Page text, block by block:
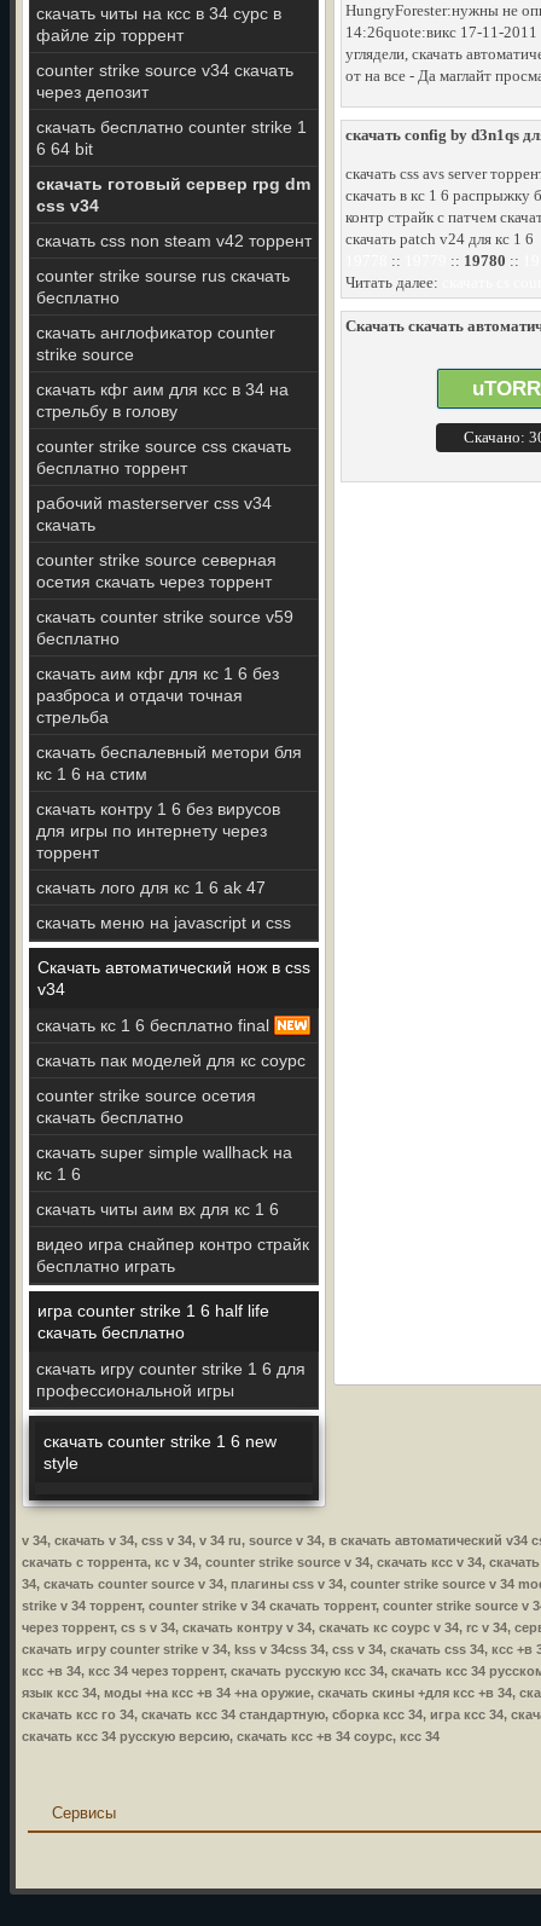
скачать читы на ксс в 34 сурс в
файле zip торрент
counter strike source v34 скачать
через депозит
скачать бесплатно counter strike 1
6 64 bit
скачать готовый сервер rpg dm
css v34
скачать css non steam v42 торрент
counter strike sourse rus скачать
бесплатно
скачать англофикатор counter
strike source
скачать кфг аим для ксс в 34 на
стрельбу в голову
counter strike source css скачать
бесплатно торрент
рабочий masterserver css v34
скачать
counter strike source северная
осетия скачать через торрент
скачать counter strike source v59
бесплатно
скачать аим кфг для кс 1 6 без
разброса и отдачи точная
стрельба
скачать беспалевный метори бля
кс 1 6 на стим
скачать контру 1 6 без вирусов
для игры по интернету через
торрент
скачать лого для кс 1 6 ak 47
скачать меню на javascript и css
Скачать автоматический нож в css
v34
скачать кс 1 6 бесплатно final
скачать пак моделей для кс соурс
counter strike source осетия
скачать бесплатно
скачать super simple wallhack на
кс 1 6
скачать читы аим вх для кс 1 6
видео игра снайпер контро страйк
бесплатно играть
игра counter strike 1 6 half life
скачать бесплатно
скачать игру counter strike 1 6 для
профессиональной игры
скачать counter strike 1 6 new
style
HungryForester:нужны не
14:26quote:викс 17-11-
углядели, скачать
от на все - Да маглайт
скачать config by d3n1qs
скачать css avs server
скачать в кс 1 6 распрыжку
контр страйк с патчем
скачать patch v24 для кс 1 6
:: :: 19780 ::
Читать далее:
Скачать скачать
Скачано:
v 34, скачать v 34, css v 34, v 34 ru, source v 34, в скачать автоматический
скачать с торрента, кс v 34, counter strike source v 34, скачать ксс v 34,
34, скачать counter source v 34, плагины css v 34, counter strike source v 34
strike v 34 торрент, counter strike v 34 скачать торрент, counter strike source v
через торрент, cs s v 34, скачать контру v 34, скачать кс соурс v 34, rc v 34,
скачать игру counter strike v 34, kss v 34css 34, css v 34, скачать css 34, ксс +в
ксс +в 34, ксс 34 через торрент, скачать русскую ксс 34, скачать ксс 34
язык ксс 34, моды +на ксс +в 34 +на оружие, скачать скины +для ксс +в 34,
скачать ксс го 34, скачать ксс 34 стандартную, сборка ксс 34, игра ксс 34,
скачать ксс 34 русскую версию, скачать ксс +в 34 соурс, ксс 34
Сервисы